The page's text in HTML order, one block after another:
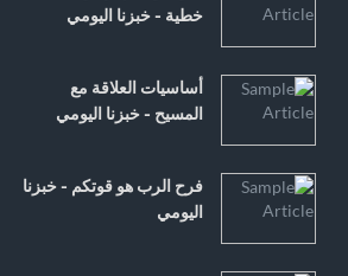
خطية - خبزنا اليومي
أساسيات العلاقة مع
المسيح - خبزنا اليومي
فرح الرب هو قوتكم - خبزنا
اليومي